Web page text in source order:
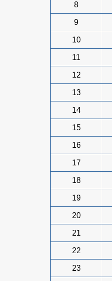
8
9
10
11
12
13
14
15
16
17
18
19
20
21
22
23